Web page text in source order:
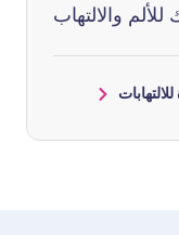
والالتهاب